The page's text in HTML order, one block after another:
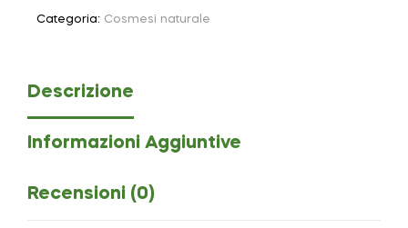
Categoria: Cosmesi naturale
Descrizione
Informazioni Aggiuntive
Recensioni (0)